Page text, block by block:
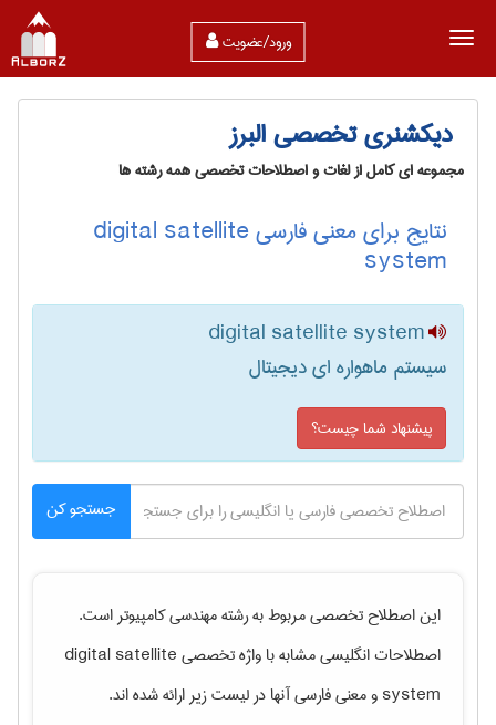
ورود/عضویت
دیکشنری تخصصی البرز
مجموعه ای کامل از لغات و اصطلاحات تخصصی همه رشته ها
نتایج برای معنی فارسی digital satellite
system
digital satellite system
سیستم ماهواره ای دیجیتال
پیشنهاد شما چیست؟
جستجو کن
این اصطلاح تخصصی مربوط به رشتهمهندسی كامپيوتراست.
اصطلاحات انگلیسی مشابه با واژه تخصصیdigital satellite
systemو معنی فارسی آنها در لیست زیر ارائه شده اند.